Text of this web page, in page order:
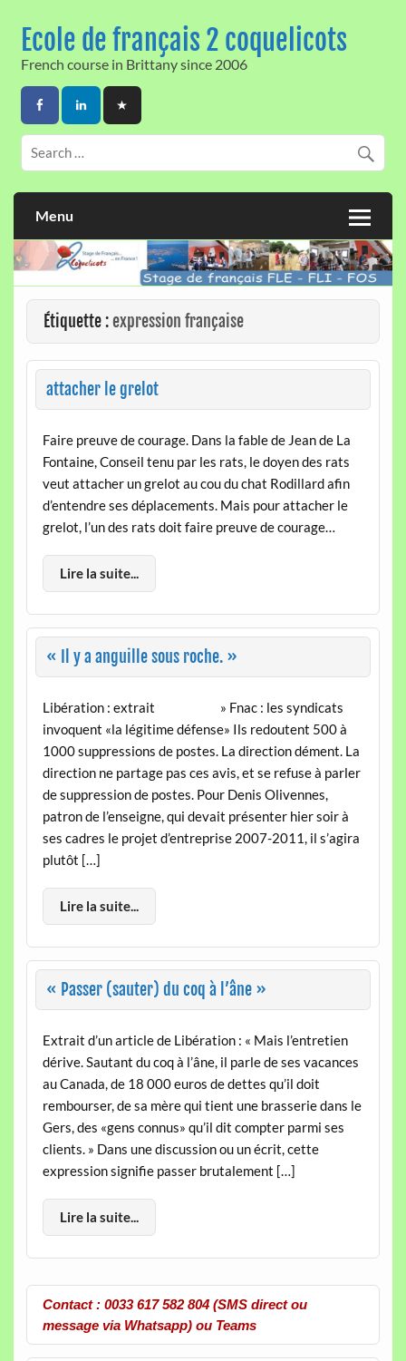
contentEcole de français 2 coquelicots
French course in Brittany since 2006
Menu
Étiquette :expression française
attacher le grelot
Faire preuve de courage. Dans la fable de Jean de La
Fontaine, Conseil tenu par les rats, le doyen des rats
veut attacher un grelot au cou du chat Rodillard afin
d’entendre ses déplacements. Mais pour attacher le
grelot, l’un des rats doit faire preuve de courage…
Lire la suite...
« Il y a anguille sous roche. »
Libération : extrait » Fnac : les syndicats
invoquent «la légitime défense» Ils redoutent 500 à
1000 suppressions de postes. La direction dément. La
direction ne partage pas ces avis, et se refuse à parler
de suppression de postes. Pour Denis Olivennes,
patron de l’enseigne, qui devait présenter hier soir à
ses cadres le projet d’entreprise 2007-2011, il s’agira
plutôt […]
Lire la suite...
« Passer (sauter) du coq à l’âne »
Extrait d’un article de Libération : « Mais l’entretien
dérive. Sautant du coq à l’âne, il parle de ses vacances
au Canada, de 18 000 euros de dettes qu’il doit
rembourser, de sa mère qui tient une brasserie dans le
Gers, des «gens connus» qu’il dit compter parmi ses
clients. » Dans une discussion ou un écrit, cette
expression signifie passer brutalement […]
Lire la suite...
Contact : 0033 617 582 804 (SMS direct ou
message via Whatsapp) ou Teams